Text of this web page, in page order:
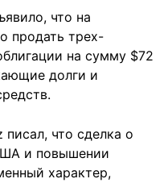
что на
продать трех-
на сумму $72
долги и
писал, что сделка о
и повышении
характер,